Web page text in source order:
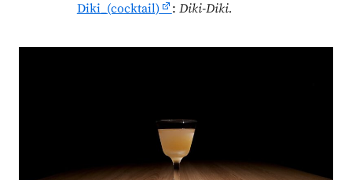
Diki_(cocktail)
: Diki-Diki.